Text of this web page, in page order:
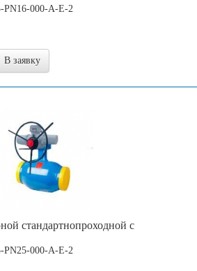
PN16-000-A-E-2
В заявку
стандартнопроходной с
PN25-000-A-E-2